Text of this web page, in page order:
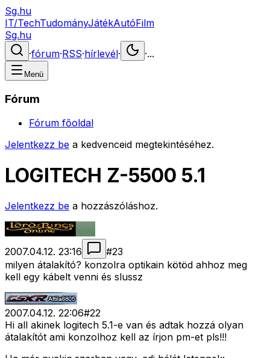
Sg.hu
IT/TechTudományJátékAutóFilm
Sg.hu
·fórum·RSS·hírlevél· ·...
Menü
Fórum
Fórum főoldal
Jelentkezz be a kedvenceid megtekintéséhez.
LOGITECH Z-5500 5.1
Jelentkezz be a hozzászóláshoz.
2007.04.12. 23:16 #23
milyen átalakító? konzolra optikain kötöd ahhoz meg
kell egy kábelt venni és slussz
2007.04.12. 22:06#22
Hi all akinek logitech 5.1-e van és adtak hozzá olyan
átalakítót ami konzolhoz kell az írjon pm-et pls!!!